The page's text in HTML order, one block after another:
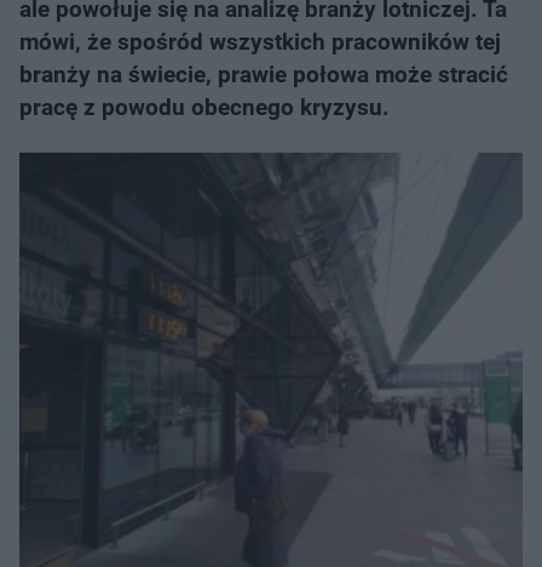
ale powołuje się na analizę branży lotniczej. Ta
mówi, że spośród wszystkich pracowników tej
branży na świecie, prawie połowa może stracić
pracę z powodu obecnego kryzysu.